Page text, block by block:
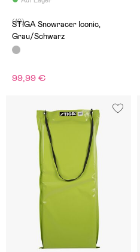
(10)
STIGA Snowracer Iconic,
Grau/Schwarz
99,99 €